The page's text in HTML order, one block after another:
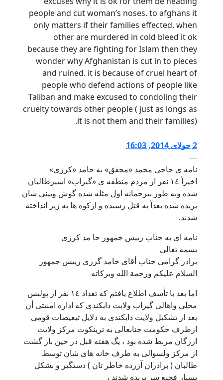
people and cut woman’s noses. to afghans it
only matters if their families effected. when
other are murdered in cold bleed it ok
because they are fighting for Islam then they
wonder why Afghanistan is cut in to pieces
and ruined. it is because of cruel heart of
people who defend actions of people like
Taliban and make excused to condoling their
cruelty towards other people ( just as longs as
it is not them and their families).
2 جولای 2014, 16:03
—
نامه ی حاجی محمد «محقق» به حامد «کرزی»
اخيراً ١٤ نفر از مردم منطقه ی «گیزاب» اسیرطالبان
شده وبه طور بيرحمانه اول مثله شده گوش وبينى شان
بريده شده بعداً به قتل رسيده و ازكوه ها به زير انداخته
شدند.
نامه اى به جناب رييس جمهور حا مد كرزى
بسمه تعالى
برادر گرامى جناب أقاى حامد گرزى رييس جمهور
السلام عليكم ورحمة الله وبركاته
اما بعد با تأسف اطلاع يافتم كه تعداد ١٤ نفر از پوليس
محلى واهالى گيزاب ولايت دايكندى كه اداره امنيتى أن
بعد از تشكيل ولايت دايكندى به دلايل تبعيضات قومى
ازطرف حكومت جنابعالى به ترينكوت مركز ولايت
ارزگان مربط شده بود ، يگ هفته قبل در حين باز گشت
از مركز ولسوالى به طرف خانه هاى شان توسط
طالبان ( برادران آزرده خاطر تان ) دستگير و بشكل
بسيار فجيع سر بريده شدند ،